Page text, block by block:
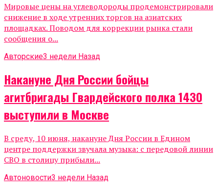
Мировые цены на углеводороды продемонстрировали
снижение в ходе утренних торгов на азиатских
площадках. Поводом для коррекции рынка стали
сообщения о...
Авторские3 недели Назад
Накануне Дня России бойцы
агитбригады Гвардейского полка 1430
выступили в Москве
В среду, 10 июня, накануне Дня России в Едином
центре поддержки звучала музыка: с передовой линии
СВО в столицу прибыли...
Автоновости3 недели Назад